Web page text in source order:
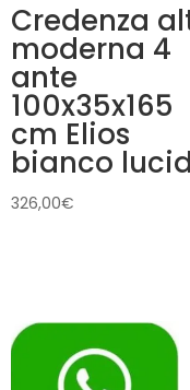
Credenza
moderna 4
ante
100x35x165
cm Elios
bianco
326,00€